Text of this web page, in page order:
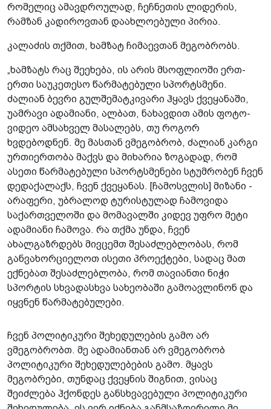
რომელიც ამავდროულად, ჩეჩნეთის ლიდერის,
რამზან კადიროვთან დაახლოებული პირია.
კალაძის თქმით, ხამზატ ჩიმაევთან მეგობრობს.
„ხამზატს რაც შეეხება, ის არის მსოფლიოში ერთ-
ერთი საუკეთესო წარმატებული სპორტსმენი.
ძალიან ბევრი გულშემატკივარი ჰყავს ქვეყანაში,
უამრავი ადამიანი, ალბათ, ნახავდით ამის ფოტო-
ვიდეო ამსახველ მასალებს, თუ როგორ
ხვდებოდნენ. მე მასთან ვმეგობრობ, ძალიან კარგი
ურთიერთობა მაქვს და მიხარია ზოგადად, რომ
ასეთი წარმატებული სპორტსმენები სტუმრობენ ჩვენ
დედაქალაქს, ჩვენ ქვეყანას. [ჩამოსვლის] მიზანი -
არაფერი, უბრალოდ ტურისტულად ჩამოვიდა
საქართველოში და მომავალში კიდევ უფრო მეტი
ადამიანი ჩამოვა. რა თქმა უნდა, ჩვენ
ახალგაზრდებს მივცემთ შესაძლებლობას, რომ
განვახორციელოთ ისეთი პროექტები, სადაც მათ
ექნებათ შესაძლებლობა, რომ თავიანთი ნიჭი
სპორტის სხვადასხვა სახეობაში გამოავლინონ და
იყვნენ წარმატებულები.
ჩვენ პოლიტიკური შეხედულების გამო არ
ვმეგობრობთ. მე ადამიანთან არ ვმეგობრობ
პოლიტიკური შეხედულებების გამო. მყავს
მეგობრები, თუნდაც ქვეყნის შიგნით, ვისაც
შეიძლება ჰქონდეს განსხვავებული პოლიტიკური